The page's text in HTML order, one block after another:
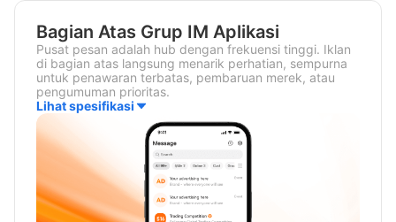
Bagian Atas Grup IM Aplikasi
Pusat pesan adalah hub dengan frekuensi tinggi. Iklan
di bagian atas langsung menarik perhatian, sempurna
untuk penawaran terbatas, pembaruan merek, atau
pengumuman prioritas.
Lihat spesifikasi